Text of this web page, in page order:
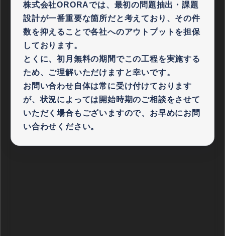
株式会社ORORAでは、最初の問題抽出・課題
設計が一番重要な箇所だと考えており、その件
数を抑えることで各社へのアウトプットを担保
しております。
とくに、初月無料の期間でこの工程を実施する
ため、ご理解いただけますと幸いです。
お問い合わせ自体は常に受け付けております
が、状況によっては開始時期のご相談をさせて
いただく場合もございますので、お早めにお問
い合わせください。